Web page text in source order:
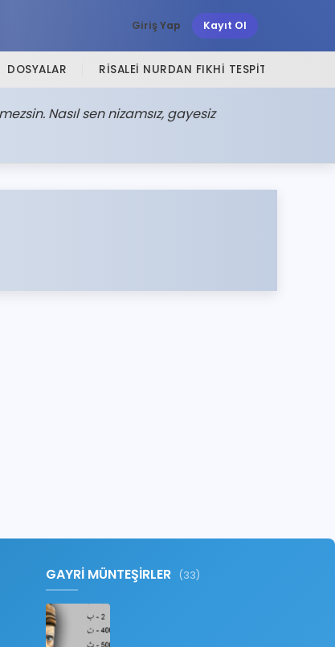
Giriş Yap Kayıt Ol
DOSYALAR RISALEI NURDAN FIKHI TESPITLER
Nasıl sen nizamsız, gayesiz
GAYRİ MÜNTEŞİRLER (33)